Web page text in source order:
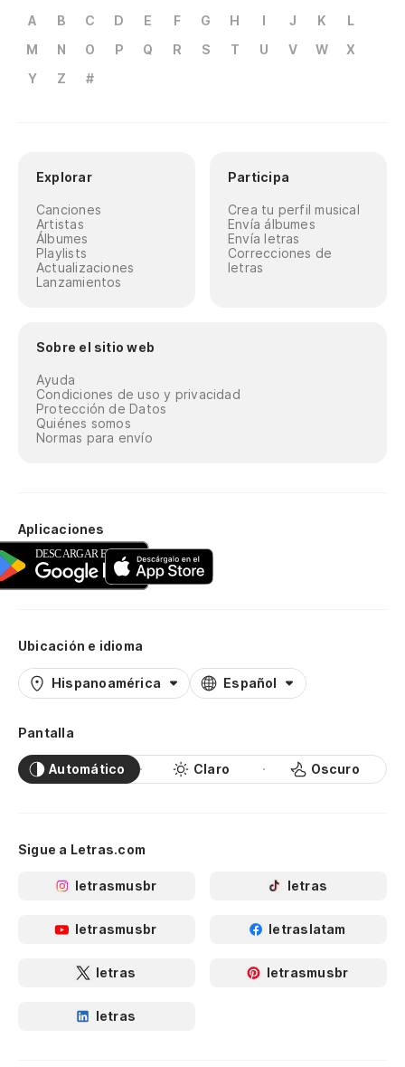
A B C D E F G H I J K
L
M
N O P Q R S T U V W
X
Y
Z #
Explorar
Canciones
Artistas
Álbumes
Playlists
Actualizaciones
Lanzamientos
Participa
Crea tu perfil musical
Envía álbumes
Envía letras
Correcciones de
letras
Sobre el sitio web
Ayuda
Condiciones de uso y privacidad
Protección de Datos
Quiénes somos
Normas para envío
Aplicaciones
Ubicación e idioma
Hispanoamérica Español
Pantalla
Automático Claro Oscuro
Sigue a Letras.com
letrasmusbr letras
letrasmusbr letraslatam
letras letrasmusbr
letras